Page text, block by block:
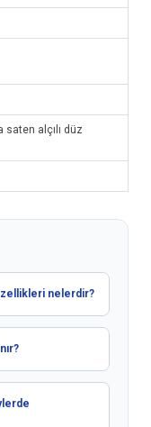
saten alçılı düz
nelerdir?